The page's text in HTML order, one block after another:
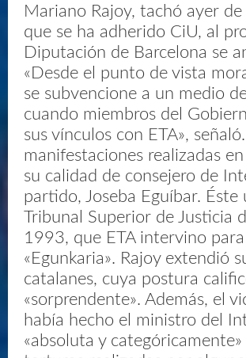
Mariano Rajoy, tachó ayer
que se ha adherido CiU, al
Diputación de Barcelona se
«Desde el punto de vista
se subvencione a un medio
cuando miembros del
sus vínculos con ETA»,
manifestaciones realizadas
su calidad de consejero de
partido, Joseba Eguíbar.
Tribunal Superior de Justicia
1993, que ETA intervino
«Egunkaria». Rajoy extendió
catalanes, cuya postura
«sorprendente». Además, el
había hecho el ministro del
«absoluta y